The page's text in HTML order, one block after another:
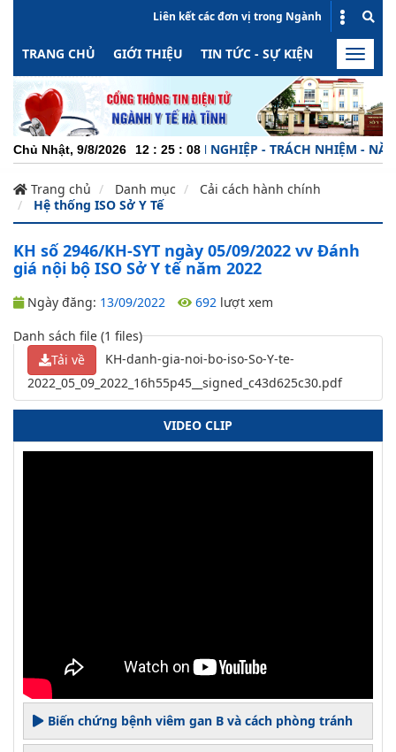
Liên kết các đơn vị trong Ngành
TRANG CHỦ GIỚI THIỆU TIN TỨC - SỰ KIỆN HOẠT
Toggle
Chủ Nhật, 9/8/2026 12 : 25 : 09
CHUYÊN NGHIỆP - TRÁCH NHIỆM -
Trang chủ Danh mục
Cải cách hành chính
Hệ thống ISO Sở Y Tế
KH số 2946/KH-SYT ngày 05/09/2022 vv Đánh
giá nội bộ ISO Sở Y tế năm 2022
Ngày đăng: 13/09/2022 692 lượt xem
Danh sách file (1 files)
Tải về
KH-danh-gia-noi-bo-iso-So-Y-te-
2022_05_09_2022_16h55p45__signed_c43d625c30.pdf
VIDEO CLIP
Biến chứng bệnh viêm gan B và cách phòng tránh